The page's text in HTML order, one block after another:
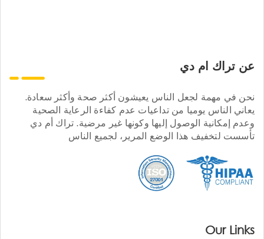
عن تراك ام دي
نحن في مهمة لجعل الناس يعيشون أكثر صحة وأكثر سعادة.
يعاني الناس يوميا من تداعيات عدم كفاءة الرعاية الصحية
وعدم إمكانية الوصول إليها وكونها غير مرضية. تراك أم دي
تأسست لتخفيف هذا الوضع المرير، لجميع الناس
Our Links